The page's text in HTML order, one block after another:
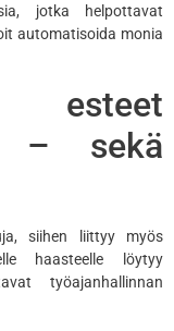
jotka helpottavat
automatisoida monia
– sekä
siihen liittyy myös
haasteelle löytyy
työajanhallinnan